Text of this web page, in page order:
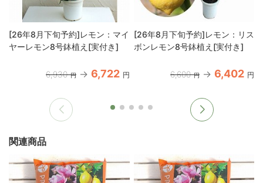
[26年8月下旬予約]レモン：マイ
ヤーレモン8号鉢植え[実付き]
6,930 円 6,722 円
[26年8月下旬予約]レモン：リス
ボンレモン8号鉢植え[実付き]
6,600 円 6,402 円
関連商品